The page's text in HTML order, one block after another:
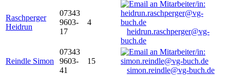
Raschperger
Heidrun
07343
9603-
17
4
heidrun.raschperger@vg-
buch.de
Reindle Simon
07343
9603-
41
15
simon.reindle@vg-buch.de